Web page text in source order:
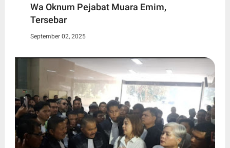
Wa Oknum Pejabat Muara Emim,
Tersebar
September 02, 2025